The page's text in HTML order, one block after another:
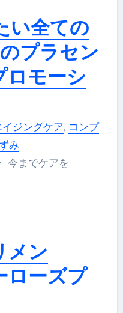
い全ての
プラセン
モーシ
ジングケア, コンプ
み
今までケアを
メン
ローズプ